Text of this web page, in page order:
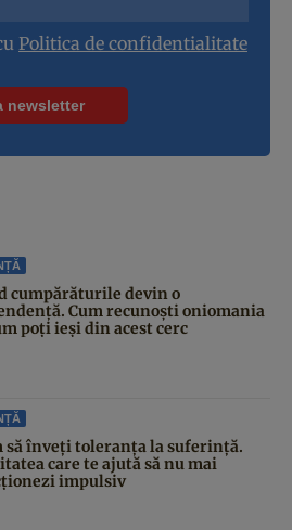
Politica de confidentialitate
cumpărăturile devin o
Cum recunoști oniomania
poți ieși din acest cerc
să înveți toleranța la suferință.
care te ajută să nu mai
impulsiv